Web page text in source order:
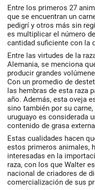
Entre los primeros 27
que se encuentran un
pedigrí y otros más sin
es multiplicar el número
cantidad suficiente con la
Entre las virtudes de la
Alemania, se menciona
producir grandes
Con un promedio de
las hembras de esta raza
año. Además, esta oveja
sino también por su
uruguayo es considerada
contenido de grasa
Estas cualidades hacen
estos primeros animales,
interesadas en la
raza, con los que Walter
nacional de criadores de
comercialización de sus